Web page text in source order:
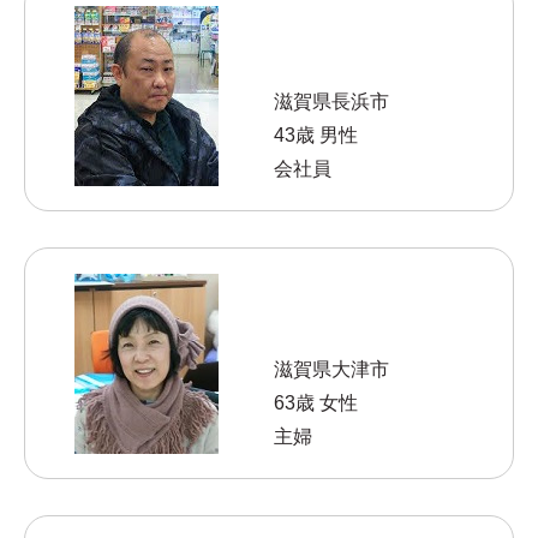
滋賀県長浜市
43歳 男性
会社員
滋賀県大津市
63歳 女性
主婦